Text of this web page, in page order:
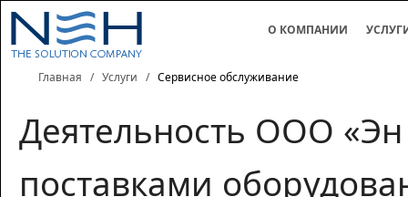
О КОМПАНИИ
Главная / Услуги / Сервисное обслуживание
Деятельность ООО
поставками